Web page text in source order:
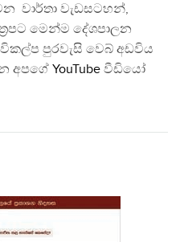
වාර්තා වැඩසටහන්,
මෙන්ම දේශපාලන
පුරවැසි වෙබ් අඩවිය
අපගේ YouTube වීඩියෝ